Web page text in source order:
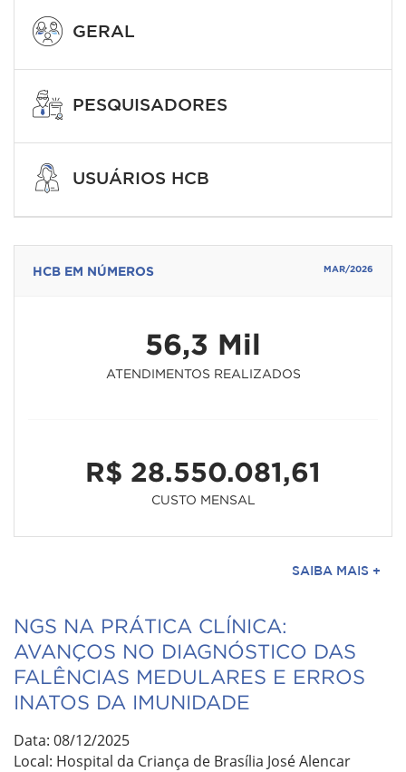
GERAL
PESQUISADORES
USUÁRIOS HCB
HCB EM NÚMEROS MAR/2026
56,3 Mil
ATENDIMENTOS REALIZADOS
R$ 28.550.081,61
CUSTO MENSAL
SAIBA MAIS +
NGS NA PRÁTICA CLÍNICA:
AVANÇOS NO DIAGNÓSTICO DAS
FALÊNCIAS MEDULARES E ERROS
INATOS DA IMUNIDADE
Data: 08/12/2025
Local: Hospital da Criança de Brasília José Alencar